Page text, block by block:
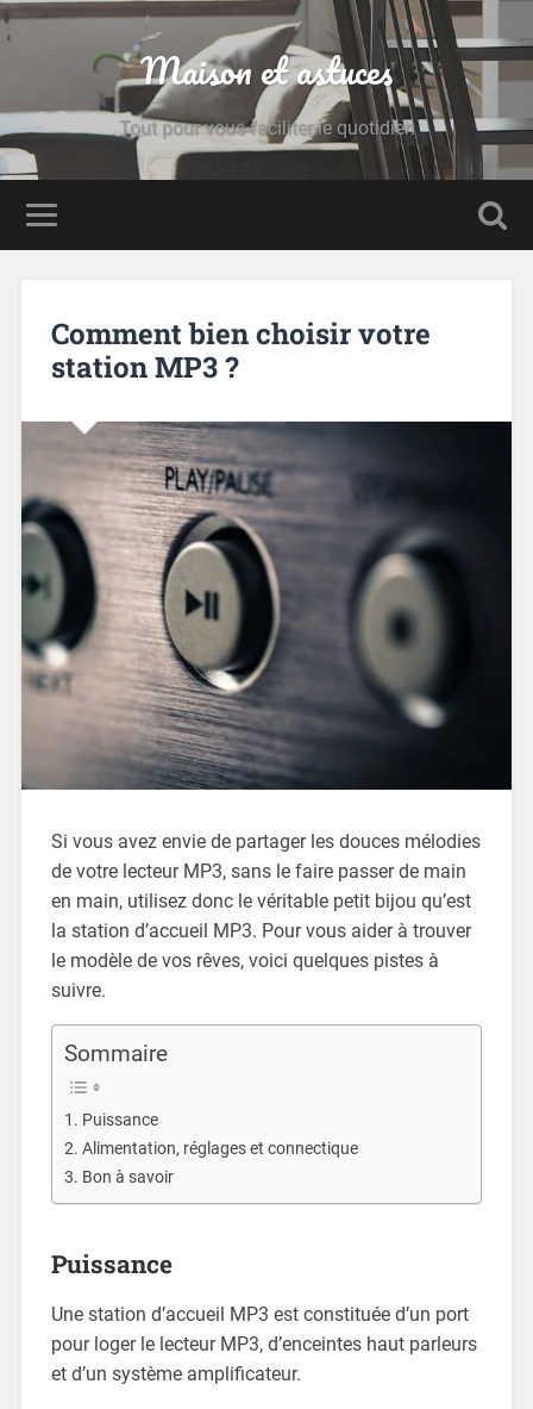
Maison et astuces
Tout pour vous faciliter le quotidien
Comment bien choisir votre
station MP3 ?
Si vous avez envie de partager les douces mélodies
de votre lecteur MP3, sans le faire passer de main
en main, utilisez donc le véritable petit bijou qu’est
la station d’accueil MP3. Pour vous aider à trouver
le modèle de vos rêves, voici quelques pistes à
suivre.
Sommaire
Puissance
Alimentation, réglages et connectique
Bon à savoir
Puissance
Une station d’accueil MP3 est constituée d’un port
pour loger le lecteur MP3, d’enceintes haut parleurs
et d’un système amplificateur.